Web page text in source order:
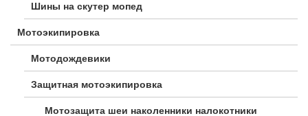
Шины на скутер мопед
Мотоэкипировка
Мотодождевики
Защитная мотоэкипировка
Мотозащита шеи наколенники налокотники